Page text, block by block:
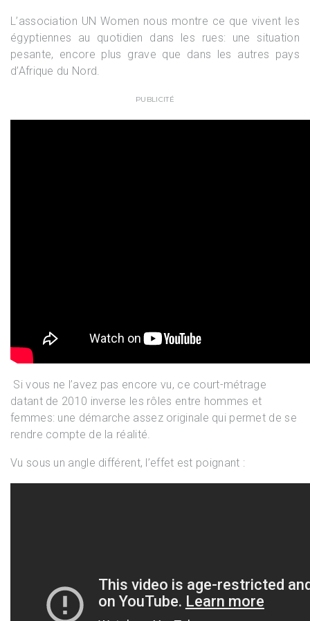
L’association UN Women nous montre ce que vivent les
égyptiennes au quotidien dans les rues: une situation
pesante, encore plus grave que dans les autres pays
d’Afrique du Nord.
PUBLICITÉ
Si vous ne l’avez pas encore vu, ce court-métrage
datant de 2010 inverse les rôles entre hommes et
femmes: une démarche assez originale qui permet de se
rendre compte de la réalité.
Vu sous un angle différent, l’effet est poignant :